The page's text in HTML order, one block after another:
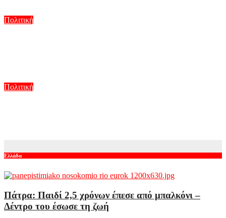
Πολιτική
Πολιτική
Ελλάδα
Πάτρα: Παιδί 2,5 χρόνων έπεσε από μπαλκόνι –
Δέντρο του έσωσε τη ζωή